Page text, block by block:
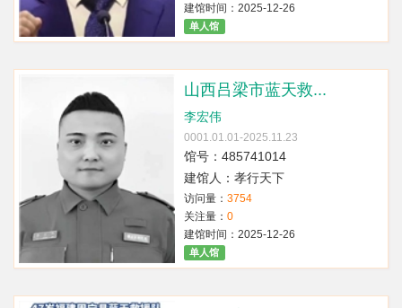
建馆时间：2025-12-26
单人馆
山西吕梁市蓝天救...
李宏伟
0001.01.01-2025.11.23
馆号：485741014
建馆人：孝行天下
访问量： 3754
关注量： 0
建馆时间：2025-12-26
单人馆